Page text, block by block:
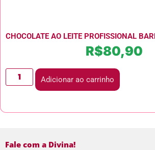
CHOCOLATE AO LEITE PROFISSIONAL
R$80,90
Adicionar ao carrinho
Fale com a Divina!